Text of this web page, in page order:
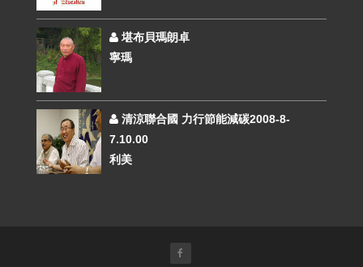
堪布貝瑪朗卓
寧瑪
清涼聯合國 力行節能減碳2008-8-
7.10.00
利美